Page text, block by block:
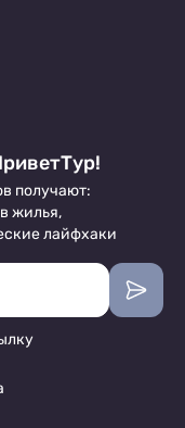
получают:
жилья,
лайфхаки